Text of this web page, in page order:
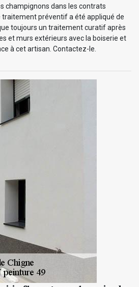
champignons dans les contrats
traitement préventif a été appliqué de
toujours un traitement curatif après
et murs extérieurs avec la boiserie et
à cet artisan. Contactez-le.